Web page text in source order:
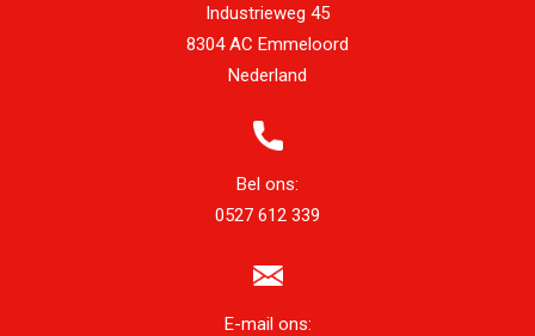
Industrieweg 45
8304 AC Emmeloord
Nederland
Bel ons:
0527 612 339
E-mail ons: